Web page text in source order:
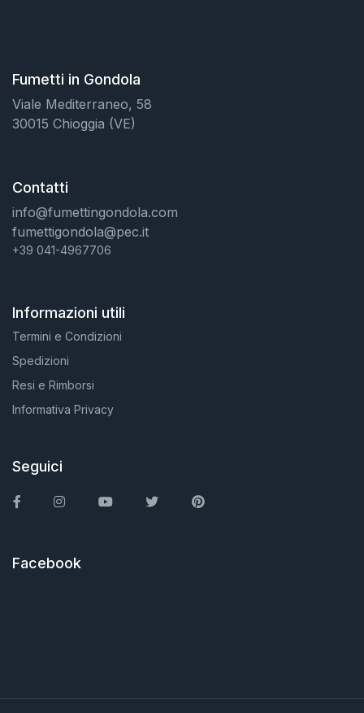
Fumetti in Gondola
Viale Mediterraneo, 58
30015 Chioggia (VE)
Contatti
info@fumettingondola.com
fumettigondola@pec.it
+39 041-4967706
Informazioni utili
Termini e Condizioni
Spedizioni
Resi e Rimborsi
Informativa Privacy
Seguici
FacebookInstagramYou TubeTwitter Pinterest
Facebook